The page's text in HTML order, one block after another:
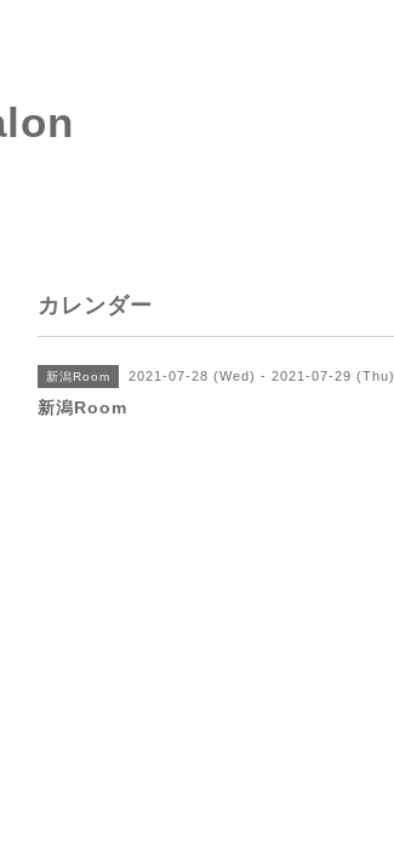
カレンダー
新潟Room 2021-07-28 (Wed) - 2021-07-29 (Thu)
新潟Room